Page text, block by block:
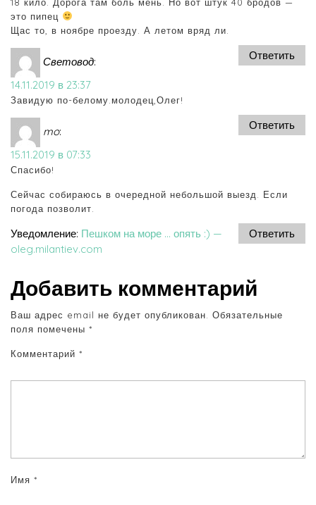
это пипец
Щас то, в ноябре проезду. А летом вряд ли.
Ответить
Световод:
14.11.2019 в 23:37
Завидую по-белому.молодец,Олег!
Ответить
mo:
15.11.2019 в 07:33
Спасибо!
Сейчас собираюсь в очередной небольшой выезд. Если
погода позволит.
Ответить
Уведомление: Пешком на море … опять :) —
oleg.milantiev.com
Добавить комментарий
Ваш адрес email не будет опубликован.
Обязательные
поля помечены *
Комментарий *
Имя *